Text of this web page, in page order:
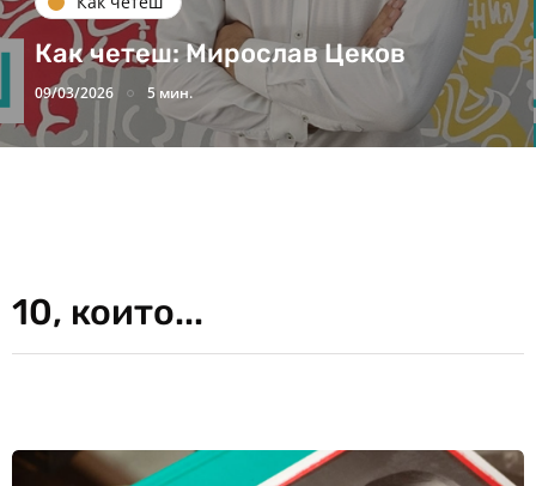
Как четеш: Мирослав Цеков
09/03/2026 5 мин.
10, които...